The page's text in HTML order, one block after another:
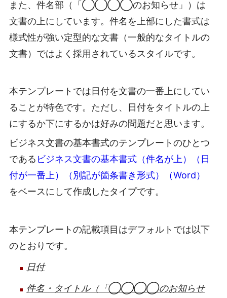
また、件名部（「◯◯◯◯のお知らせ」）は
文書の上にしています。件名を上部にした書式は
様式性が強い定型的な文書（一般的なタイトルの
文書）ではよく採用されているスタイルです。
本テンプレートでは日付を文書の一番上にしてい
ることが特色です。ただし、日付をタイトルの上
にするか下にするかは好みの問題だと思います。
ビジネス文書の基本書式のテンプレートのひとつ
である ビジネス文書の基本書式（件名が上）（日
付が一番上）（別記が箇条書き形式）（Word）
をベースにして作成したタイプです。
本テンプレートの記載項目はデフォルトでは以下
のとおりです。
日付
件名・タイトル（「◯◯◯◯のお知らせ